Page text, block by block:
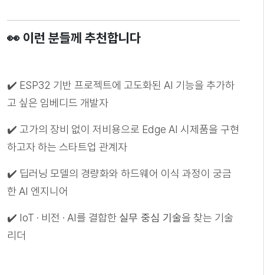
👀 이런 분들께 추천합니다
✔️ ESP32 기반 프로젝트에 고도화된 AI 기능을 추가하
고 싶은 임베디드 개발자
✔️ 고가의 장비 없이 저비용으로 Edge AI 시제품을 구현
하고자 하는 스타트업 관계자
✔️ 딥러닝 모델의 경량화와 하드웨어 이식 과정이 궁금
한 AI 엔지니어
✔️ IoT · 비전 · AI를 결합한 실무 중심 기술을 찾는 기술
리더